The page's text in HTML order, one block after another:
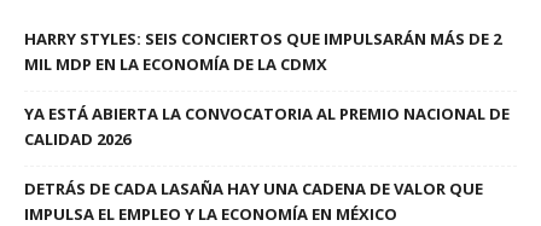
HARRY STYLES: SEIS CONCIERTOS QUE IMPULSARÁN MÁS DE 2
MIL MDP EN LA ECONOMÍA DE LA CDMX
YA ESTÁ ABIERTA LA CONVOCATORIA AL PREMIO NACIONAL DE
CALIDAD 2026
DETRÁS DE CADA LASAÑA HAY UNA CADENA DE VALOR QUE
IMPULSA EL EMPLEO Y LA ECONOMÍA EN MÉXICO